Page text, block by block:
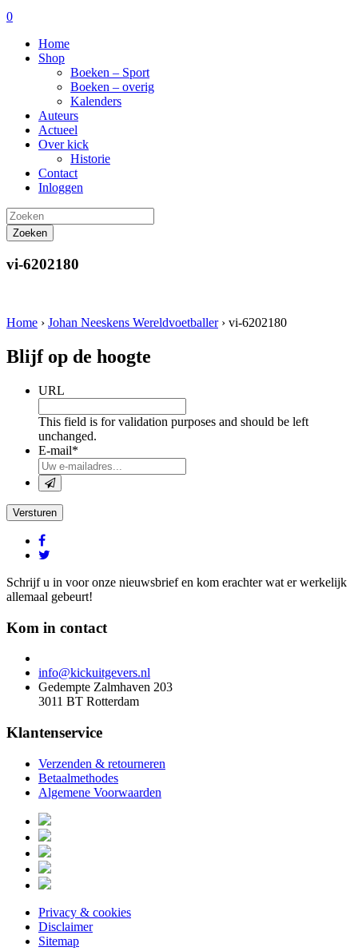
0
Home
Shop
Boeken – Sport
Boeken – overig
Kalenders
Auteurs
Actueel
Over kick
Historie
Contact
Inloggen
Zoeken
vi-6202180
Home › Johan Neeskens Wereldvoetballer › vi-6202180
Blijf op de hoogte
URL
This field is for validation purposes and should be left
unchanged.
E-mail*
Versturen
Schrijf u in voor onze nieuwsbrief en kom erachter wat er werkelijk
allemaal gebeurt!
Kom in contact
info@kickuitgevers.nl
Gedempte Zalmhaven 203
3011 BT Rotterdam
Klantenservice
Verzenden & retourneren
Betaalmethodes
Algemene Voorwaarden
Privacy & cookies
Disclaimer
Sitemap